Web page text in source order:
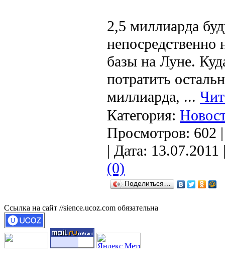
2,5 миллиарда
непосредственно
базы на Луне.
потратить
миллиарда, ...
Категория:
Просмотров: 602
| Дата: 13.07.2011
(0)
Поделиться…
Ссылка на сайт //sience.ucoz.com обязательна